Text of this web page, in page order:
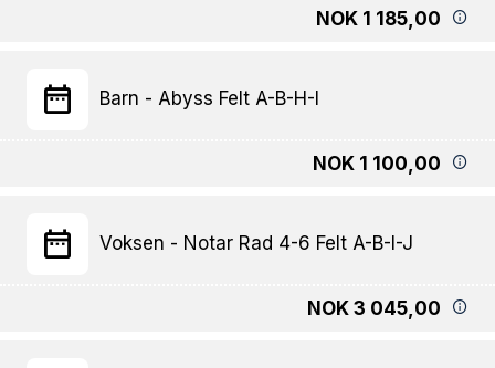
NOK 1 185,00
Barn - Abyss Felt A-B-H-I
NOK 1 100,00
Voksen - Notar Rad 4-6 Felt A-B-I-J
NOK 3 045,00